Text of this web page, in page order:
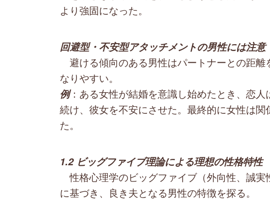
より強固になった。
回避型・不安型アタッチメントの男性には注意
避ける傾向のある男性はパートナーとの距
なりやすい。
例：ある女性が結婚を意識し始めたとき、恋
続け、彼女を不安にさせた。最終的に女性は
た。
1.2 ビッグファイブ理論による理想の性格特性
性格心理学のビッグファイブ（外向性、誠実
に基づき、良き夫となる男性の特徴を探る。